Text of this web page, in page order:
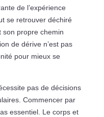
de l’expérience
se retrouver déchiré
son propre chemin
de dérive n’est pas
pour mieux se
pas de décisions
Commencer par
essentiel. Le corps et